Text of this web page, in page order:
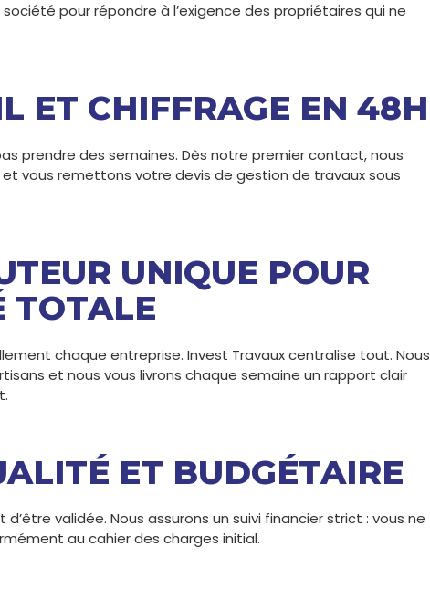
pour répondre à l’exigence des propriétaires qui ne
ET CHIFFRAGE EN 48H
prendre des semaines. Dès notre premier contact, nous
vous remettons votre devis de gestion de travaux sous
UNIQUE POUR
TOTALE
chaque entreprise. Invest Travaux centralise tout. Nous
et nous vous livrons chaque semaine un rapport clair
ET BUDGÉTAIRE
validée. Nous assurons un suivi financier strict : vous ne
au cahier des charges initial.